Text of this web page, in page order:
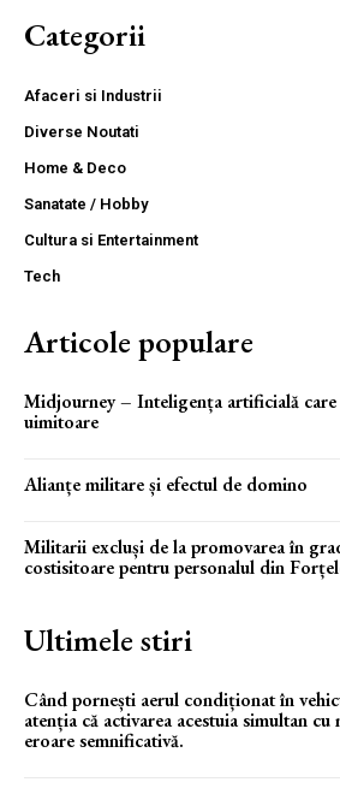
Categorii
Afaceri si Industrii
Diverse Noutati
Home & Deco
Sanatate / Hobby
Cultura si Entertainment
Tech
Articole populare
Midjourney – Inteligența artificială care
uimitoare
Alianțe militare și efectul de domino
Militarii excluși de la promovarea în
costisitoare pentru personalul din
Ultimele stiri
Când pornești aerul condiționat în
atenția că activarea acestuia simultan
eroare semnificativă.